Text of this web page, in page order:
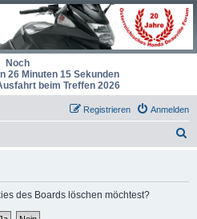
Noch
26 Minuten 15 Sekunden
beim Treffen 2026
Anmelden
Registrieren
des Boards löschen möchtest?